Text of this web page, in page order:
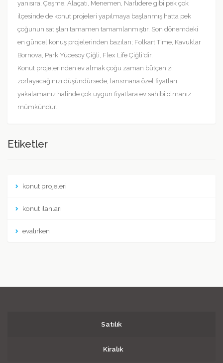
yanısıra, Çeşme, Alaçatı, Menemen, Narlıdere gibi pek çok
ilçesinde de konut projeleri yapılmaya başlanmış hatta pek
çoğunun satışları tamamen tamamlanmıştır. Son dönemdeki
en güncel konuş projelerinden bazıları; Folkart Time, Kavuklar
Bornova, Park Yücesoy Çiğli, Flex Life Çiğli'dir.
Konut projelerinden ev almak çoğu zaman bütçenizi
zorlayacağınızı düşündürsede, lansmana özel fiyatları
yakalamanız halinde çok uygun fiyatlara ev sahibi olmanız
mümkündür.
Etiketler
konut projeleri
konut ilanları
evalırken
Satılık
Kiralık